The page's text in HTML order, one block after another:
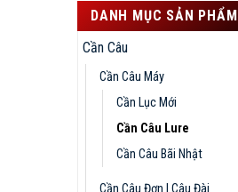
DANH MỤC SẢN PHẨM
Cần Câu
Cần Câu Máy
Cần Lục Mới
Cần Câu Lure
Cần Câu Bãi Nhật
Cần Câu Đơn | Câu Đài